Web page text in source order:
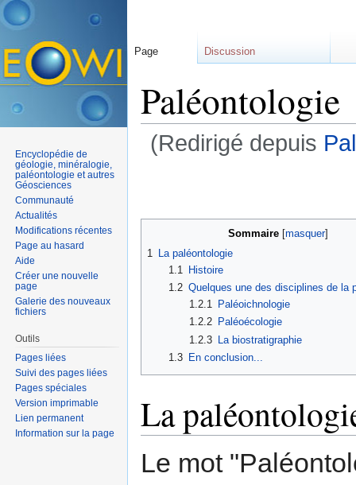
Paléontologie
(Redirigé depuis
Sommaire [masquer]
1
La paléontologie
1.1
Histoire
1.2 Quelques une des disciplines de la
1.2.1
Paléoichnologie
1.2.2 Paléoécologie
1.2.3 La biostratigraphie
1.3
En conclusion...
La
Le mot
Page Discussion
Encyclopédie de
géologie, minéralogie,
paléontologie et autres
Géosciences
Communauté
Actualités
Modifications récentes
Page au hasard
Aide
Créer une nouvelle
page
Galerie des nouveaux
fichiers
Outils
Pages liées
Suivi des pages liées
Pages spéciales
Version imprimable
Lien permanent
Information sur la page